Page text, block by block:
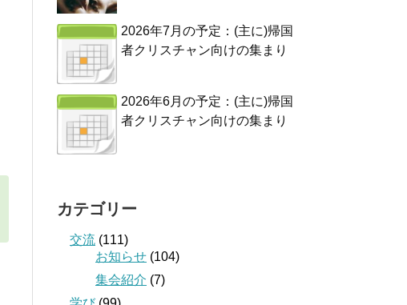
2026年7月の予定：(主に)帰国
者クリスチャン向けの集まり
2026年6月の予定：(主に)帰国
者クリスチャン向けの集まり
カテゴリー
交流 (111)
お知らせ (104)
集会紹介 (7)